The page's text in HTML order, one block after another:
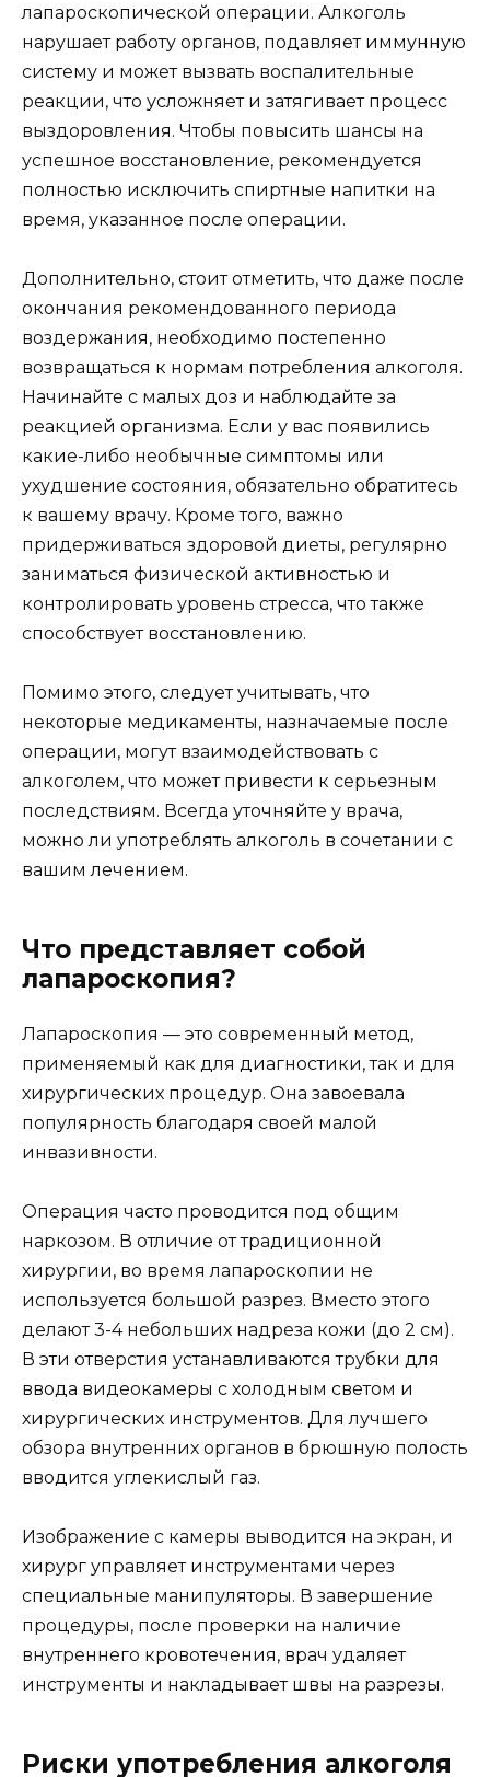
лапароскопической операции. Алкоголь
нарушает работу органов, подавляет иммунную
систему и может вызвать воспалительные
реакции, что усложняет и затягивает процесс
выздоровления. Чтобы повысить шансы на
успешное восстановление, рекомендуется
полностью исключить спиртные напитки на
время, указанное после операции.
Дополнительно, стоит отметить, что даже после
окончания рекомендованного периода
воздержания, необходимо постепенно
возвращаться к нормам потребления алкоголя.
Начинайте с малых доз и наблюдайте за
реакцией организма. Если у вас появились
какие-либо необычные симптомы или
ухудшение состояния, обязательно обратитесь
к вашему врачу. Кроме того, важно
придерживаться здоровой диеты, регулярно
заниматься физической активностью и
контролировать уровень стресса, что также
способствует восстановлению.
Помимо этого, следует учитывать, что
некоторые медикаменты, назначаемые после
операции, могут взаимодействовать с
алкоголем, что может привести к серьезным
последствиям. Всегда уточняйте у врача,
можно ли употреблять алкоголь в сочетании с
вашим лечением.
Что представляет собой
лапароскопия?
Лапароскопия — это современный метод,
применяемый как для диагностики, так и для
хирургических процедур. Она завоевала
популярность благодаря своей малой
инвазивности.
Операция часто проводится под общим
наркозом. В отличие от традиционной
хирургии, во время лапароскопии не
используется большой разрез. Вместо этого
делают 3-4 небольших надреза кожи (до 2 см).
В эти отверстия устанавливаются трубки для
ввода видеокамеры с холодным светом и
хирургических инструментов. Для лучшего
обзора внутренних органов в брюшную полость
вводится углекислый газ.
Изображение с камеры выводится на экран, и
хирург управляет инструментами через
специальные манипуляторы. В завершение
процедуры, после проверки на наличие
внутреннего кровотечения, врач удаляет
инструменты и накладывает швы на разрезы.
Риски употребления алкоголя